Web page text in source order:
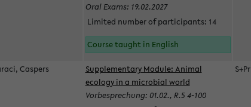
Oral Exams: 19.02.2027
Limited number of participants: 14
Course taught in English
Caspers
Supplementary Module: Animal
ecology in a microbial world
Vorbesprechung: 01.02., R.5 4-100
S+Pr